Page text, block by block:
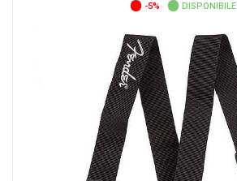
-5% DISPONIBILE